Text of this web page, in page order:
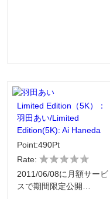
Limited Edition（5K）：
羽田あい/Limited
Edition(5K): Ai Haneda
Point:490Pt
Rate:
2011/06/08に月額サービ
スで期間限定公開…